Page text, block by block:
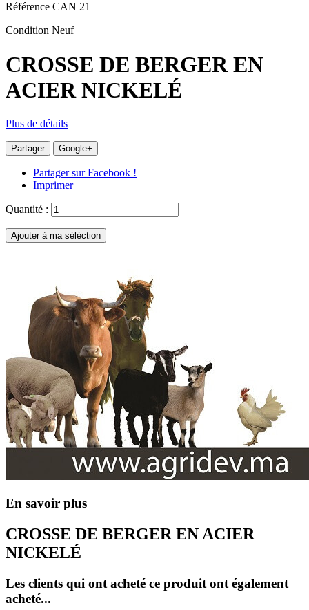
Référence CAN 21
Condition Neuf
CROSSE DE BERGER EN
ACIER NICKELÉ
Plus de détails
Partager Google+
Partager sur Facebook !
Imprimer
Quantité :
Ajouter à ma séléction
En savoir plus
CROSSE DE BERGER EN ACIER
NICKELÉ
Les clients qui ont acheté ce produit ont également
acheté...